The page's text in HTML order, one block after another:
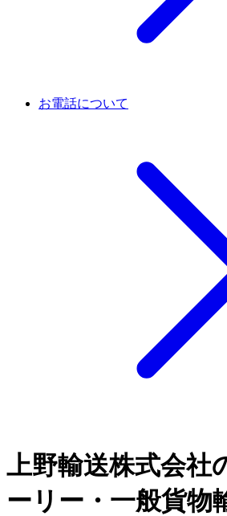
お電話について
上野輸送株式会社
ーリー・一般貨物